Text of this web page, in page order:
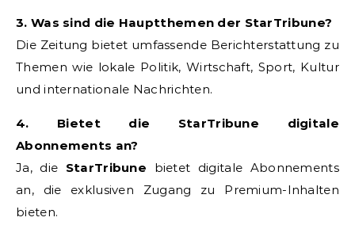
3. Was sind die Hauptthemen der StarTribune?
Die Zeitung bietet umfassende Berichterstattung zu
Themen wie lokale Politik, Wirtschaft, Sport, Kultur
und internationale Nachrichten.
4. Bietet die StarTribune digitale
Abonnements an?
Ja, die StarTribune bietet digitale Abonnements
an, die exklusiven Zugang zu Premium-Inhalten
bieten.